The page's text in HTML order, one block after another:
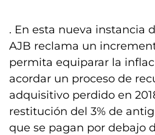
. En esta nueva instancia
AJB reclama un
permita equiparar la
acordar un proceso de
adquisitivo perdido en
restitución del 3% de
que se pagan por debajo